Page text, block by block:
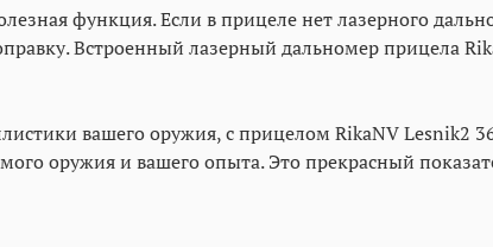
функция. Если в прицеле нет лазерного
Встроенный лазерный дальномер прицела
вашего оружия, с прицелом RikaNV Lesnik2
оружия и вашего опыта. Это прекрасный